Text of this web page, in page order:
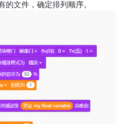
文件，确定排列顺序。